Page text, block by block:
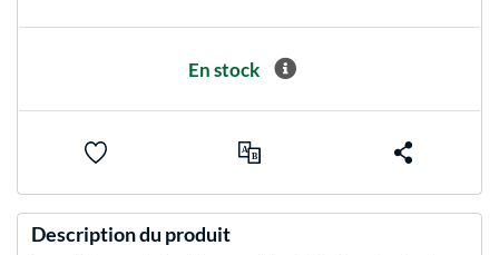
En stock
Description du produit